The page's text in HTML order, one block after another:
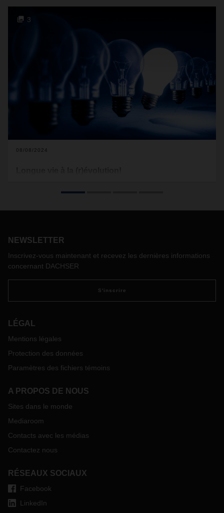
3
08/08/2024
NEWSLETTER
Inscrivez-vous maintenant et recevez les dernières informations
concernant DACHSER
S'inscrire
LÉGAL
Mentions légales
Protection des données
Paramètres des fichiers témoins
A PROPOS DE NOUS
Sites dans le monde
Mediaroom
Contacts avec les médias
Contactez nous
RÉSEAUX SOCIAUX
Facebook
LinkedIn